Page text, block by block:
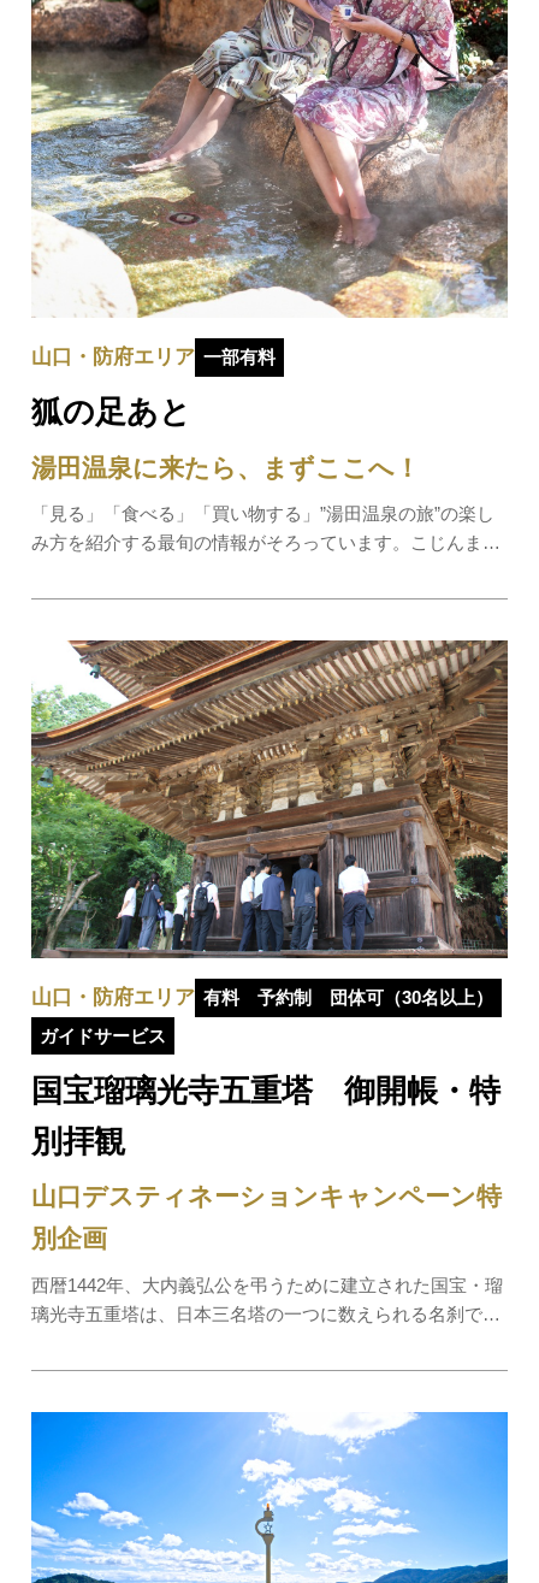
狐の足あと
湯田温泉に来たら、まずここへ！
「見る」「食べる」「買い物する」”湯田温泉の旅”の楽し
み方を紹介する最旬の情報がそろっています。こじんまり
湯田温泉。「狐の足あと」では、そんな湯田温泉の街歩き
山口・防府エリア 一部有料
国宝瑠璃光寺五重塔 御開帳・特
別拝観
山口デスティネーションキャンペーン特
別企画
西暦1442年、大内義弘公を弔うために建立された国宝・瑠
璃光寺五重塔は、日本三名塔の一つに数えられる名刹で
けの国宝に、濡れ縁と呼ばれる特別な場所に足を踏み入
山口・防府エリア 有料 予約制
団体可（30名以上）
ガイドサービス